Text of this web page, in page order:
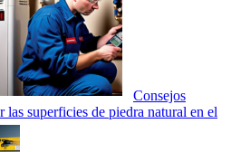
Consejos
superficies de piedra natural en el